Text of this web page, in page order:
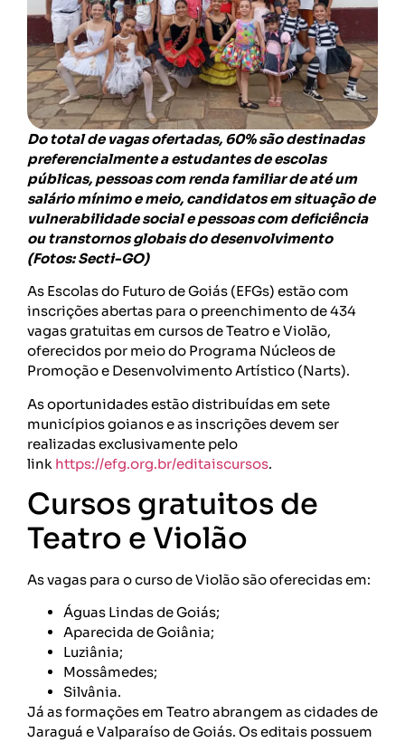
Do total de vagas ofertadas, 60% são destinadas
preferencialmente a estudantes de escolas
públicas, pessoas com renda familiar de até um
salário mínimo e meio, candidatos em situação de
vulnerabilidade social e pessoas com deficiência
ou transtornos globais do desenvolvimento
(Fotos: Secti-GO)
As Escolas do Futuro de Goiás (EFGs) estão com
inscrições abertas para o preenchimento de 434
vagas gratuitas em cursos de Teatro e Violão,
oferecidos por meio do Programa Núcleos de
Promoção e Desenvolvimento Artístico (Narts).
As oportunidades estão distribuídas em sete
municípios goianos e as inscrições devem ser
realizadas exclusivamente pelo
link https://efg.org.br/editaiscursos.
Cursos gratuitos de
Teatro e Violão
As vagas para o curso de Violão são oferecidas em:
Águas Lindas de Goiás;
Aparecida de Goiânia;
Luziânia;
Mossâmedes;
Silvânia.
Já as formações em Teatro abrangem as cidades de
Jaraguá e Valparaíso de Goiás. Os editais possuem